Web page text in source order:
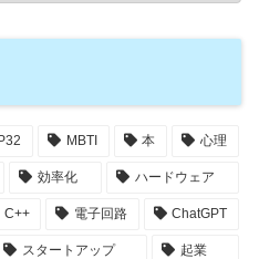
MBTI 本 心理
効率化 ハードウェア
C++ 電子回路 ChatGPT
スタートアップ 起業